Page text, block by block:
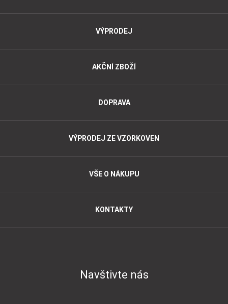
VÝPRODEJ
AKČNÍ ZBOŽÍ
DOPRAVA
VÝPRODEJ ZE VZORKOVEN
VŠE O NÁKUPU
KONTAKTY
Navštivte nás